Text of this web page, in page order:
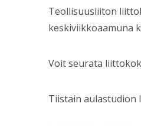
Teollisuusliiton
keskiviikkoaamuna
Voit seurata
Tiistain aulastudion